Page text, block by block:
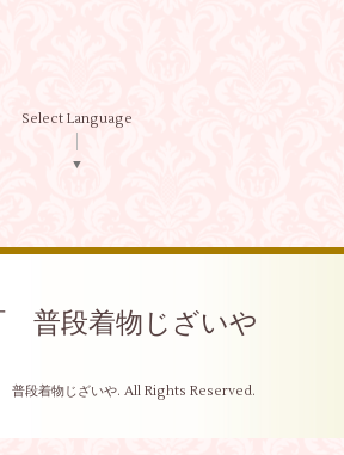
Select Language
▼
普段着物じざいや
普段着物じざいや. All Rights Reserved.